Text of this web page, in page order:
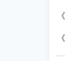
《
《